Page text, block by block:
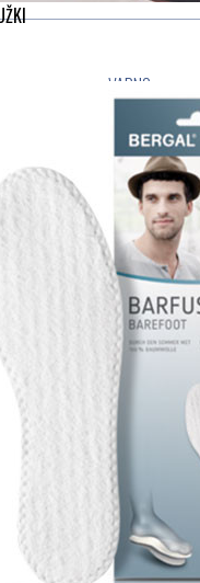
VARNO
Postopek
naročil in
plačilje varen,
zanesljiv
inenostaven
za uporabo.
DARILNI BONI
Ne veste kaj
podariti za
darilo. Z
darilnim
bonom ne
booste
zgrešili.